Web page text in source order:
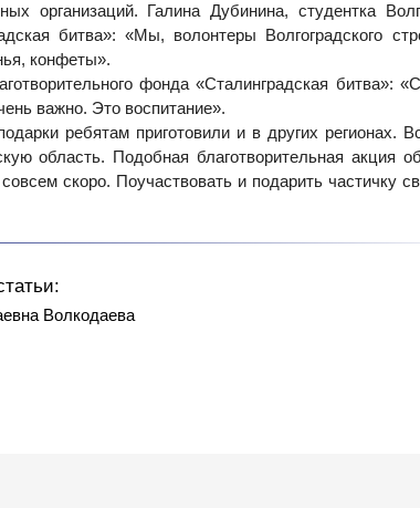
организаций. Галина Дубинина, студентка
битва»: «Мы, волонтеры Волгоградского
конфеты».
фонда «Сталинградская битва»:
важно. Это воспитание».
ребятам приготовили и в других регионах.
область. Подобная благотворительная акция
скоро. Поучаствовать и подарить частичку
Волкодаева